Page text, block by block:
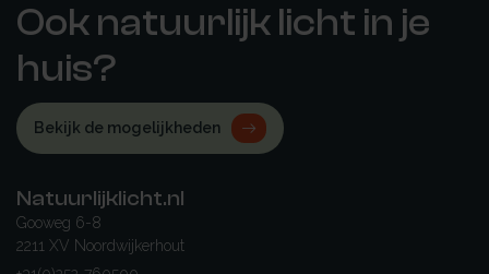
Ook natuurlijk licht in je
huis?
Bekijk de mogelijkheden
Natuurlijklicht.nl
Gooweg 6-8
2211 XV Noordwijkerhout